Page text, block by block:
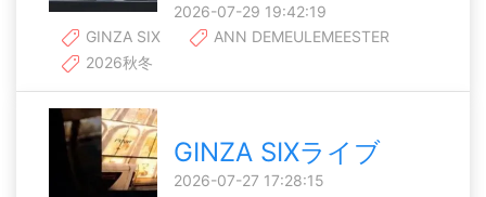
2026-07-29 19:42:19
GINZA SIX
ANN DEMEULEMEESTER
2026秋冬
GINZA SIXライブ
2026-07-27 17:28:15